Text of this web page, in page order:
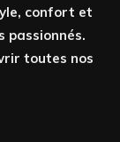
confort et
passionnés.
toutes nos